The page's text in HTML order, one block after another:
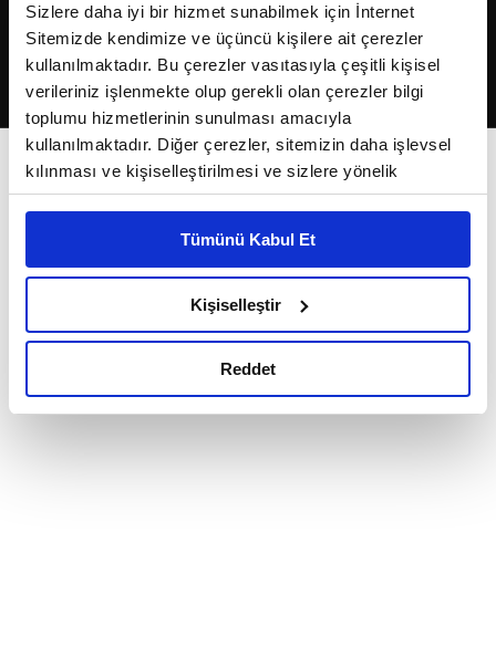
Sizlere daha iyi bir hizmet sunabilmek için İnternet
Sitemizde kendimize ve üçüncü kişilere ait çerezler
kullanılmaktadır. Bu çerezler vasıtasıyla çeşitli kişisel
verileriniz işlenmekte olup gerekli olan çerezler bilgi
toplumu hizmetlerinin sunulması amacıyla
kullanılmaktadır. Diğer çerezler, sitemizin daha işlevsel
kılınması ve kişiselleştirilmesi ve sizlere yönelik
reklam/pazarlama faaliyetlerinin yapılması, amaçlarıyla
Çerezlere ilişkin tercihlerinizi çerez paneli vasıtasıyla
belirleyebilirsiniz. Çerezlere ilişkin detaylı bilgi için
Ayarlar butonuna tıklayabilir,Çerez Bilgilendirme
Metnimizi ziyaret edebilirsiniz.
okumak ve sitemizi ziyaretiniz kapsamında
Tümünü Kabul Et
Kişiselleştir
Reddet
2026Fikriyat. Tüm hakları saklıdır.